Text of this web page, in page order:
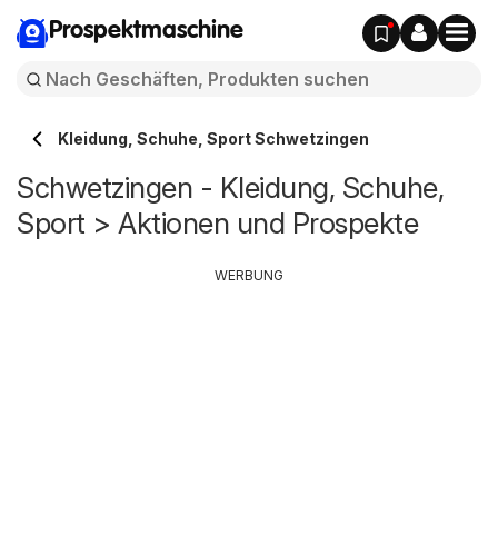
Prospektmaschine
Kleidung, Schuhe, Sport Schwetzingen
Schwetzingen - Kleidung, Schuhe,
Sport > Aktionen und Prospekte
WERBUNG